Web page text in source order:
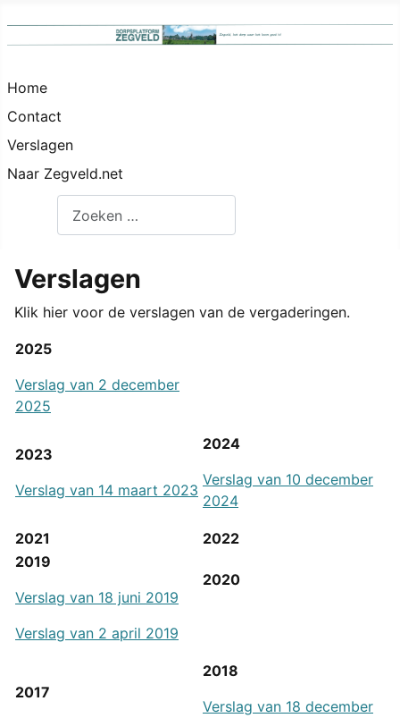
Home
Contact
Verslagen
Naar Zegveld.net
Verslagen
Klik hier voor de verslagen van de vergaderingen.
2025
Verslag van 2 december
2025
2023
Verslag van 14 maart 2023
2024
Verslag van 10 december
2024
2021
2022
2019
Verslag van 18 juni 2019
Verslag van 2 april 2019
2020
2017
2018
Verslag van 18 december